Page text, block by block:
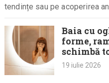
tendințe sau pe acoperirea
Baia cu
forme,
schimbă
19 iulie 2026